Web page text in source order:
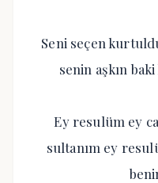
Seni seçen
senin aşkın
Ey resulüm ey
sultanım ey